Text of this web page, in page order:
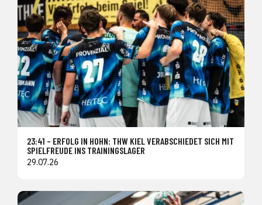
23:41 – ERFOLG IN HOHN: THW KIEL VERABSCHIEDET SICH MIT
SPIELFREUDE INS TRAININGSLAGER
29.07.26